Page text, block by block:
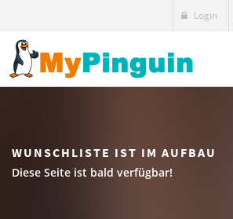
Login
WUNSCHLISTE IST IM AUFBAU
Diese Seite ist bald verfügbar!